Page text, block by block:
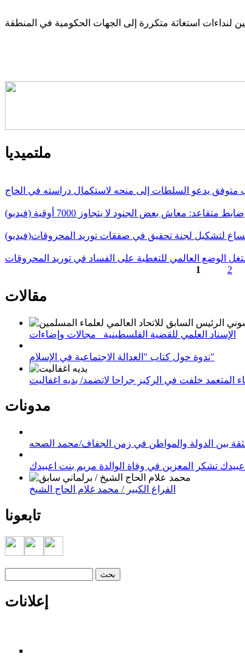
ملتميديا
متوفق يدعو السلطات إلى منحه لاستكمال دراسته في الخاج
ضابط متقاعد: معاش بعض الجنود لا يتجاوز 7000 أوقية (فيديو)
لتشكيل لجنة تحقيق في صفقات توريد المحروقات(فيديو)
الوضع العالمي للتغطية على الفساد في توريد المحروقات
1 2
مقالات
الإسناد العلمي للقضية الفلسطينية_ مجالات وإضاءات
ندوة حول كتاب "العدالة الاجتماعية في الإسلام"
المتعمد خلفت في الركيز جراحا لاتضمد/ بديه اغفاليت
مدونات
بين الدولة والمواطن في زمن الجفاف/محمد الصحه
تشكر المعزين في وفاة الوالدة مريم بنت اعبيدك
الفراغ الكبير / محمد غلام الحاج الشيخ
تابعونا
إعلانات